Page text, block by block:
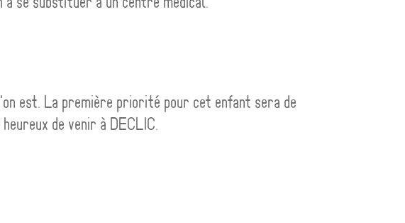
est. La première priorité pour cet enfant sera de
de venir à DECLIC.